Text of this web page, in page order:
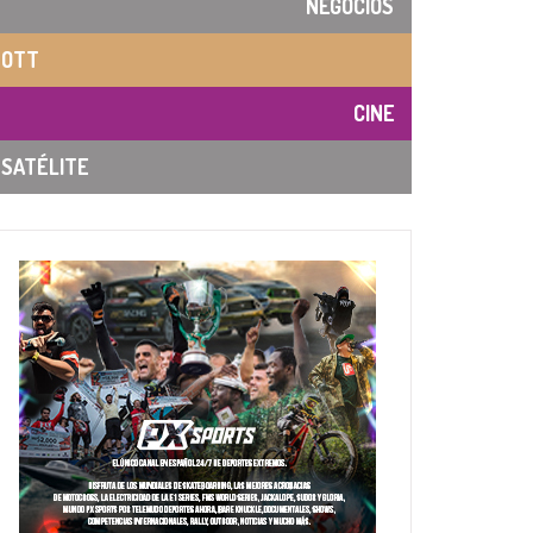
NEGOCIOS
OTT
CINE
SATÉLITE